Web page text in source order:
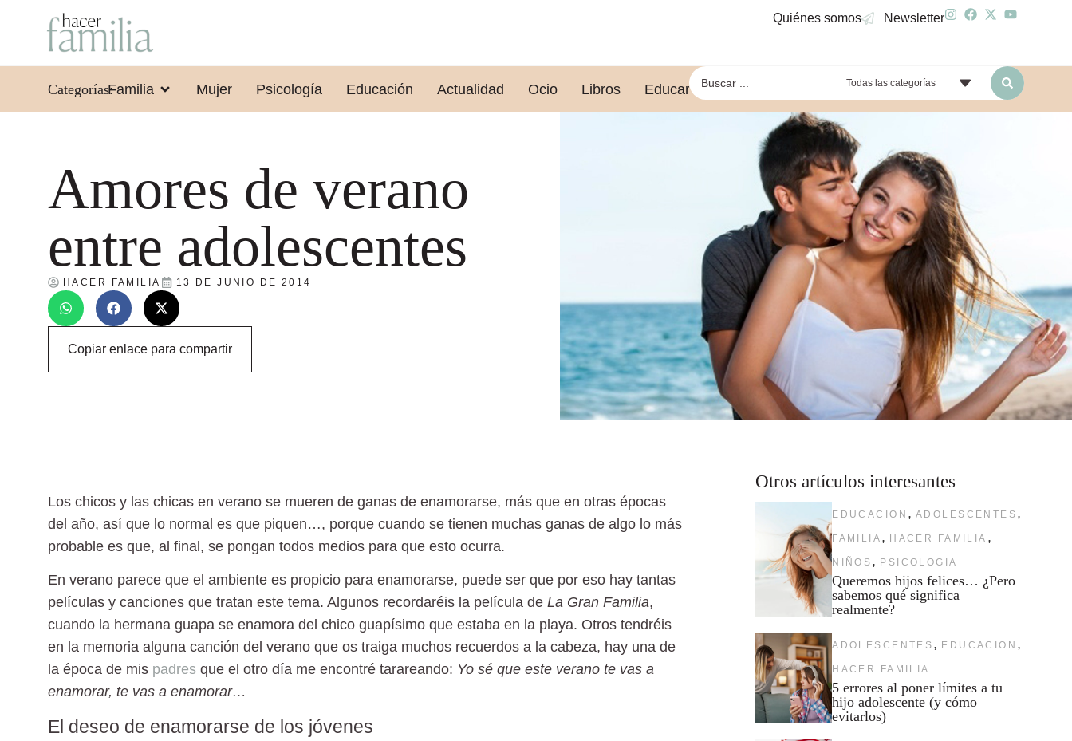
Quiénes somos Newsletter
Categorías:Familia Mujer Psicología Educación Actualidad Ocio Libros Educar leyendo Todas las categorías
Amores de verano
entre adolescentes
HACER FAMILIA 13 DE JUNIO DE 2014
Copiar enlace para compartir
Los chicos y las chicas en verano se mueren de ganas de enamorarse, más que en otras épocas
del año, así que lo normal es que piquen…, porque cuando se tienen muchas ganas de algo lo más
probable es que, al final, se pongan todos medios para que esto ocurra.
En verano parece que el ambiente es propicio para enamorarse, puede ser que por eso hay tantas
películas y canciones que tratan este tema. Algunos recordaréis la película de La Gran Familia,
cuando la hermana guapa se enamora del chico guapísimo que estaba en la playa. Otros tendréis
en la memoria alguna canción del verano que os traiga muchos recuerdos a la cabeza, hay una de
la época de mis padres que el otro día me encontré tarareando: Yo sé que este verano te vas a
enamorar, te vas a enamorar…
El deseo de enamorarse de los jóvenes
Otros artículos interesantes
EDUCACION , ADOLESCENTES ,
FAMILIA , HACER FAMILIA ,
NIÑOS , PSICOLOGIA
Queremos hijos felices… ¿Pero
sabemos qué significa
realmente?
ADOLESCENTES , EDUCACION ,
HACER FAMILIA
5 errores al poner límites a tu
hijo adolescente (y cómo
evitarlos)